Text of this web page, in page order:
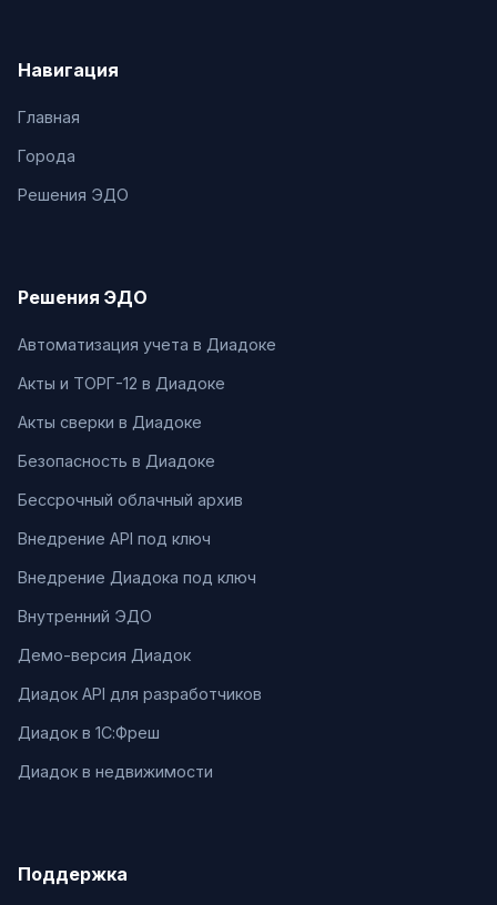
Навигация
Главная
Города
Решения ЭДО
Решения ЭДО
Автоматизация учета в Диадоке
Акты и ТОРГ-12 в Диадоке
Акты сверки в Диадоке
Безопасность в Диадоке
Бессрочный облачный архив
Внедрение API под ключ
Внедрение Диадока под ключ
Внутренний ЭДО
Демо-версия Диадок
Диадок API для разработчиков
Диадок в 1С:Фреш
Диадок в недвижимости
Поддержка